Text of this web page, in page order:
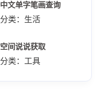
中文单字笔画查询
分类：生活
空间说说获取
分类：工具